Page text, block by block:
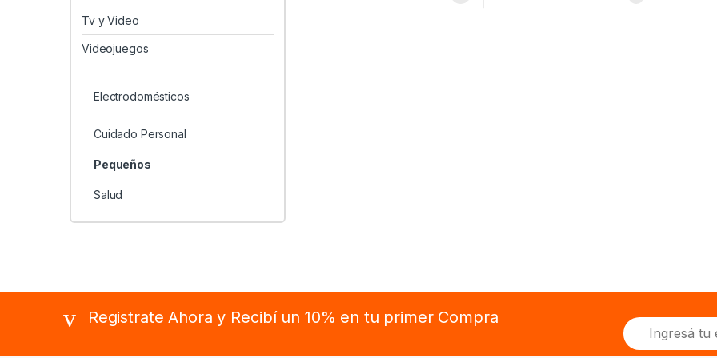
Tv y Video
Videojuegos
Electrodomésticos
Cuidado Personal
Pequeños
Salud
Registrate Ahora y Recibí un 10% en tu primer Compra